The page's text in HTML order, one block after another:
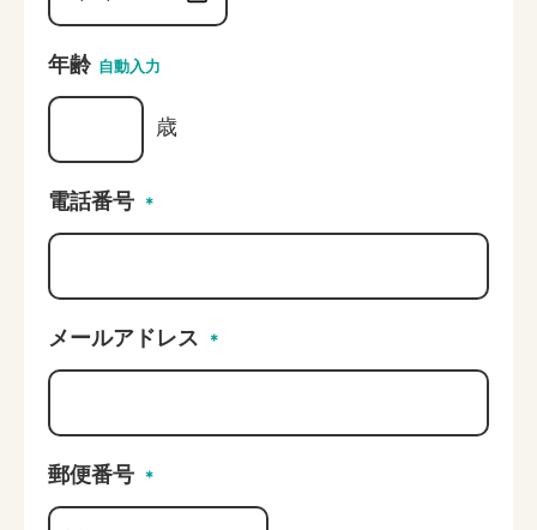
年齢 自動入力
歳
電話番号 ＊
メールアドレス ＊
郵便番号 ＊